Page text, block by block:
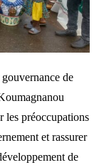
de
les préoccupations
et rassurer
de